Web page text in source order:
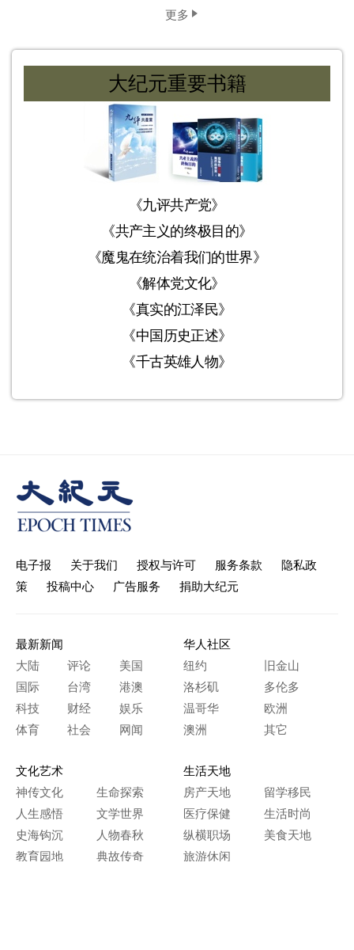
更多
大纪元重要书籍
《九评共产党》
《共产主义的终极目的》
《魔鬼在统治着我们的世界》
《解体党文化》
《真实的江泽民》
《中国历史正述》
《千古英雄人物》
电子报 关于我们 授权与许可 服务条款
隐私政
策
投稿中心 广告服务 捐助大纪元
最新新闻
大陆
评论
美国
国际
台湾
港澳
科技
财经
娱乐
体育
社会 网闻
华人社区
纽约
旧金山
洛杉矶
多伦多
温哥华
欧洲
澳洲
其它
文化艺术
神传文化
生命探索
人生感悟
文学世界
史海钩沉
人物春秋
教育园地
典故传奇
生活天地
房产天地
留学移民
医疗保健
生活时尚
纵横职场
美食天地
旅游休闲